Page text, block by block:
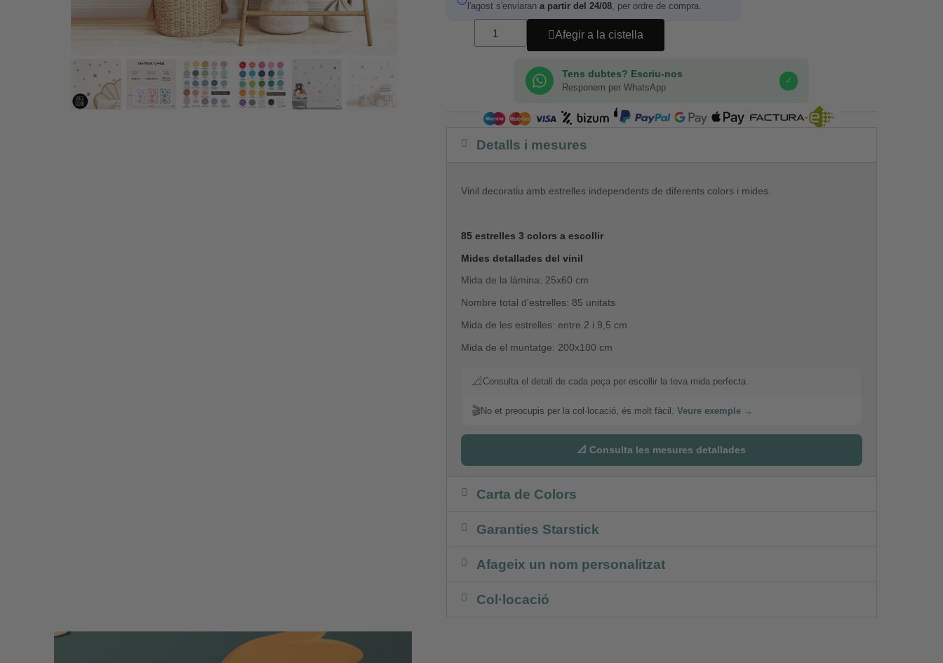
l'agost s'enviaran a partir del 24/08, per ordre de compra.
Afegir a la cistella
Tens dubtes? Escriu-nos
Responem per WhatsApp
✓
COMPRA SEGURA
Detalls i mesures
Vinil decoratiu amb estrelles independents de diferents colors i mides.
85 estrelles 3 colors a escollir
Mides detallades del vinil
Mida de la làmina: 25x60 cm
Nombre total d'estrelles: 85 unitats
Mida de les estrelles: entre 2 i 9,5 cm
Mida de el muntatge: 200x100 cm
📐 Consulta el detall de cada peça per escollir la teva mida perfecta.
🎬No et preocupis per la col·locació, és molt fàcil. Veure exemple →
📐 Consulta les mesures detallades
Carta de Colors
Garanties Starstick
Afageix un nom personalitzat
Col·locació